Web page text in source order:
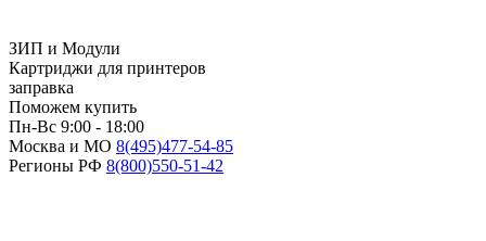
ЗИП и Модули
Картриджи для принтеров
заправка
Поможем купить
Пн-Вс 9:00 - 18:00
Москва и МО 8(495)477-54-85
Регионы РФ 8(800)550-51-42